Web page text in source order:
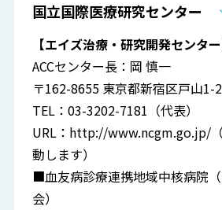
国立国際医療研究センター
【エイズ治療・研究開発センター
ACCセンター長：岡 慎一
〒162-8655 東京都新宿区戸山1-
TEL：03-3202-7181（代表）
URL： http://www.ncgm.go.jp/
動します）
■血友病診療連携地域中核病院
会）